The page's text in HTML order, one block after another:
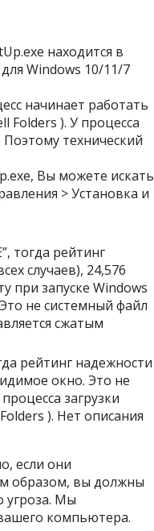
находится в
Windows 10/11/7
начинает работать
Folders ). У процесса
технический
Вы можете искать
> Установка и
тогда рейтинг
случаев), 24,576
при запуске Windows
не системный файл
сжатым
рейтинг надежности
окно. Это не
загрузки
). Нет описания
если они
образом, вы должны
угроза. Мы
компьютера.